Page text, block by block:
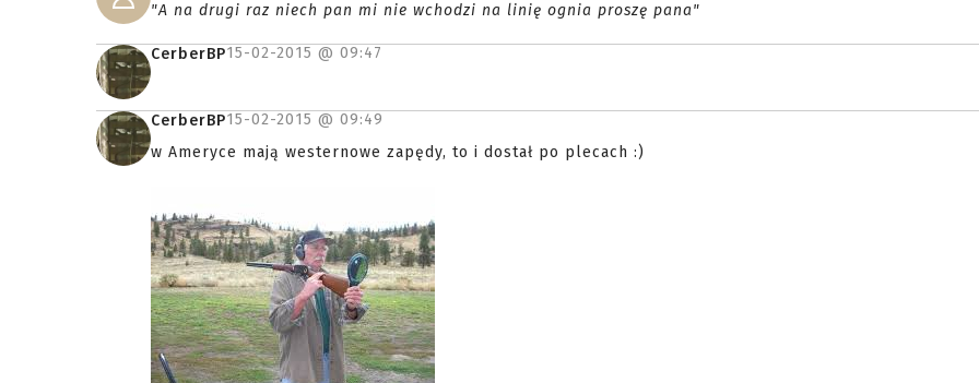
"A na drugi raz niech pan mi nie wchodzi na linię ognia proszę pana"
CerberBP15-02-2015 @ 09:47
CerberBP15-02-2015 @ 09:49
w Ameryce mają westernowe zapędy, to i dostał po plecach :)